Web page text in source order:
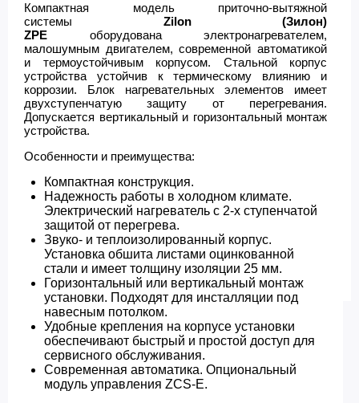
Компактная модель приточно-вытяжной
системы Zilon (Зилон)
ZPE оборудованаэлектронагревателем,
малошумным двигателем, современной автоматикой
и термоустойчивым корпусом. Стальной корпус
устройства устойчив к термическому влиянию и
коррозии. Блок нагревательных элементов имеет
двухступенчатую защиту от перегревания.
Допускается вертикальный и горизонтальный монтаж
устройства.
Особенности и преимущества:
Компактная конструкция.
Надежность работы в холодном климате.
Электрический нагреватель с 2-х ступенчатой
защитой от перегрева.
Звуко- и теплоизолированный корпус.
Установка обшита листами оцинкованной
стали и имеет толщину изоляции 25 мм.
Горизонтальный или вертикальный монтаж
установки. Подходят для инсталляции под
навесным потолком.
Удобные крепления на корпусе установки
обеспечивают быстрый и простой доступ для
сервисного обслуживания.
Современная автоматика. Опциональный
модуль управления ZCS-E.